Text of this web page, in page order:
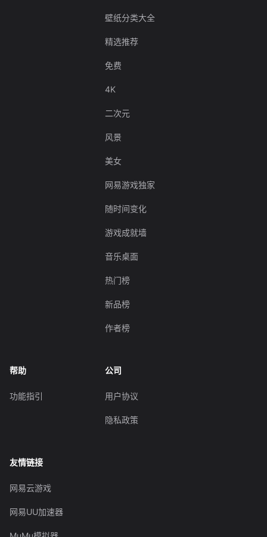
壁纸分类大全
精选推荐
免费
4K
二次元
风景
美女
网易游戏独家
随时间变化
游戏成就墙
音乐桌面
热门榜
新品榜
作者榜
帮助
功能指引
公司
用户协议
隐私政策
友情链接
网易云游戏
网易UU加速器